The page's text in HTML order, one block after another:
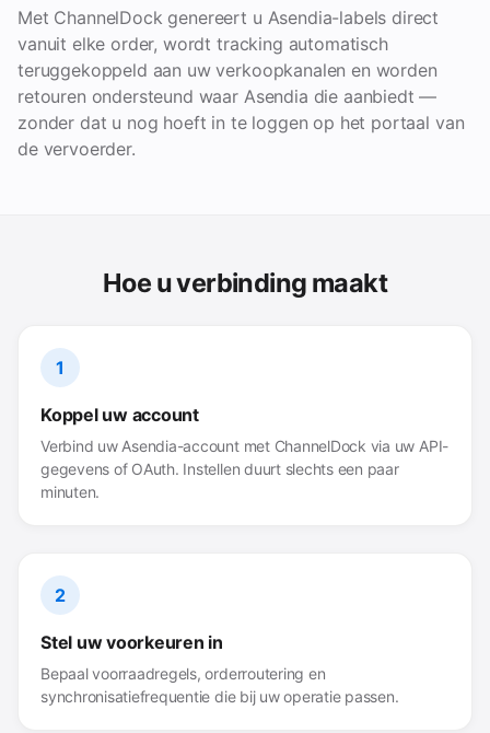
Met ChannelDock genereert u Asendia-labels direct
vanuit elke order, wordt tracking automatisch
teruggekoppeld aan uw verkoopkanalen en worden
retouren ondersteund waar Asendia die aanbiedt —
zonder dat u nog hoeft in te loggen op het portaal van
de vervoerder.
Hoe u verbinding maakt
1
Koppel uw account
Verbind uw Asendia-account met ChannelDock via uw API-
gegevens of OAuth. Instellen duurt slechts een paar
minuten.
2
Stel uw voorkeuren in
Bepaal voorraadregels, orderroutering en
synchronisatiefrequentie die bij uw operatie passen.